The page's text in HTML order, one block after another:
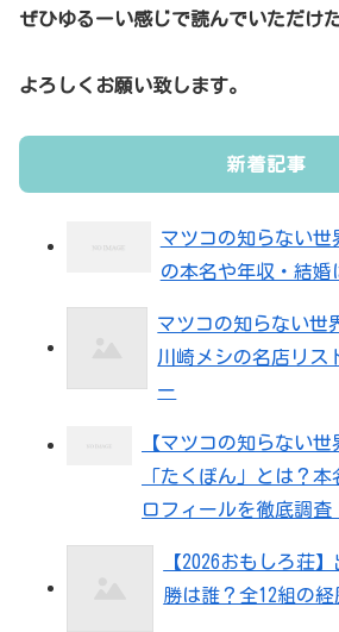
ぜひゆるーい感じで読んでいただけ
よろしくお願い致します。
新着記事
マツコの知らない世
の本名や年収・結婚
マツコの知らない世
川崎メシの名店リス
ー
【マツコの知らない
「たくぽん」とは？
ロフィールを徹底調査
【2026おもしろ荘
勝は誰？全12組の